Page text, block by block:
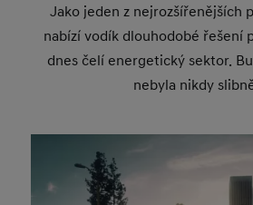
Jako jeden z nejrozšířenějších
nabízí vodík dlouhodobé řešení
dnes čelí energetický sektor.
nebyla nikdy